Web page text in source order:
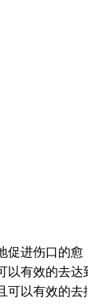
促进伤口的愈
以有效的去达
可以有效的去